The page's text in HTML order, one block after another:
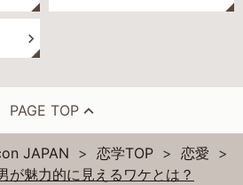
PAGE TOP
JAPAN 恋学TOP
恋愛
が魅力的に見えるワケとは？